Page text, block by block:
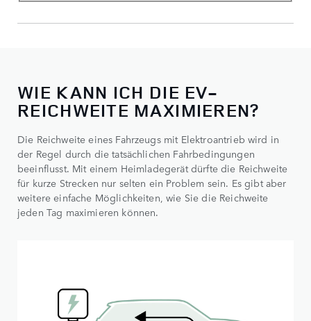
WIE KANN ICH DIE EV-
REICHWEITE MAXIMIEREN?
Die Reichweite eines Fahrzeugs mit Elektroantrieb wird in
der Regel durch die tatsächlichen Fahrbedingungen
beeinflusst. Mit einem Heimladegerät dürfte die Reichweite
für kurze Strecken nur selten ein Problem sein. Es gibt aber
weitere einfache Möglichkeiten, wie Sie die Reichweite
jeden Tag maximieren können.